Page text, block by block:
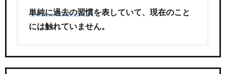
単純に過去の習慣を表していて、現在のこと
には触れていません。